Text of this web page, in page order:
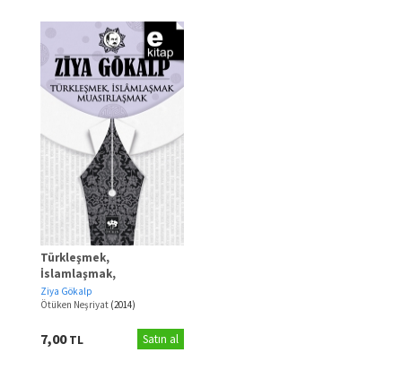
Türkleşmek,
İslamlaşmak,
Muasırlaşmak
Ziya Gökalp
Ötüken Neşriyat (2014)
7,00TL Satın al